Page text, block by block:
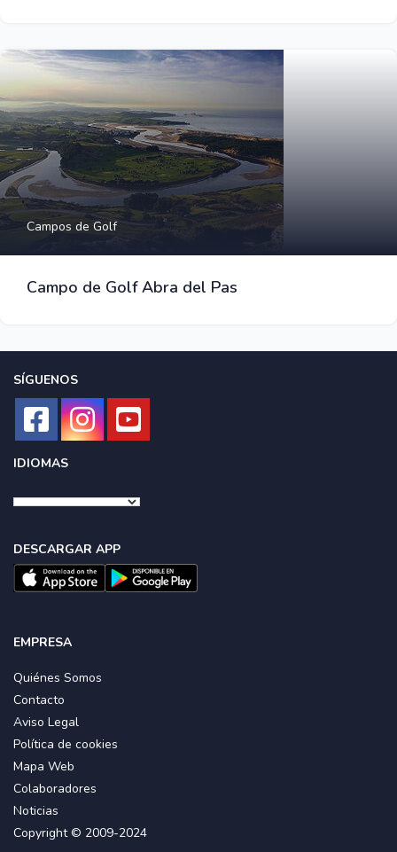
Campos de Golf
Campo de Golf Abra del Pas
SÍGUENOS
IDIOMAS
DESCARGAR APP
EMPRESA
Quiénes Somos
Contacto
Aviso Legal
Política de cookies
Mapa Web
Colaboradores
Noticias
Copyright © 2009-2024